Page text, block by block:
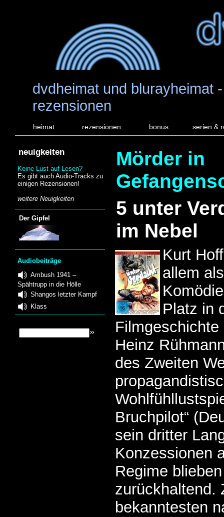
dvdheimat und blurayheimat
rezensionen
heimat rezensionen bonus serien &
neuigkeiten
Keine Lust auf Lesen?
Es gibt auch Audio-Tracks zu
einigen Rezensionen!
weitere Neuigkeiten
Der Gipfel
Audiobeiträge
Ambush 1941 –
Spähtrupp in die Hölle
Shangos letzter Kampf
Klass
Mörder in
5 unter
im Nebel
Kurt
allem als
Platz in
Heinz
des Zweiten
Bruchpilot“
sein dritter
Konzessionen
Regime
zurückhaltend.
bekanntesten